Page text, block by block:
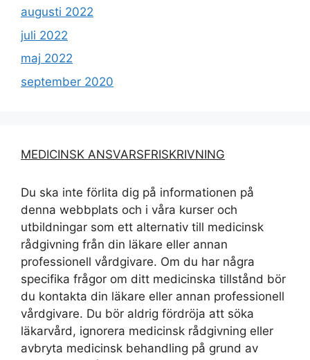
augusti 2022
juli 2022
maj 2022
september 2020
MEDICINSK ANSVARSFRISKRIVNING
Du ska inte förlita dig på informationen på
denna webbplats och i våra kurser och
utbildningar som ett alternativ till medicinsk
rådgivning från din läkare eller annan
professionell vårdgivare. Om du har några
specifika frågor om ditt medicinska tillstånd bör
du kontakta din läkare eller annan professionell
vårdgivare. Du bör aldrig fördröja att söka
läkarvård, ignorera medicinsk rådgivning eller
avbryta medicinsk behandling på grund av